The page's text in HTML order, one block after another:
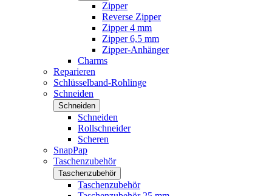
Zipper
Reverse Zipper
Zipper 4 mm
Zipper 6,5 mm
Zipper-Anhänger
Charms
Reparieren
Schlüsselband-Rohlinge
Schneiden
Schneiden
Schneiden
Rollschneider
Scheren
SnapPap
Taschenzubehör
Taschenzubehör
Taschenzubehör